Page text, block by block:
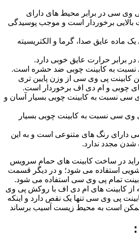
وی سی در برابر محیط های دارای
برخوردار است و موجب پوسیدگی
ماده عایق صدا، گرما و الکتریسیته
برابر حرارت عایق خوبی دارد.
نسبت به کابینت چوبی ضد حشره است.
کابینت پی وی سی از وزن پایین تری
چوبی و ام دی اف برخوردار است.
سی نسبت به کابینت چوبی بسیار آسان و
وی سی نسبت به کابینت چوبی بسیار
دارای رنگ های متنوعی است و به این
شدن مجدد ندارد.
در ساخت کابینت های حمام سرویس
استفاده می شود؛ و در دیگر قسمت
تمام پی وی سی استفاده می شود.
از کابینت های ام دی اف با روکش پی وی
پی وی سی تنها یک نقص دارد و اینکه
ممکن است به محیط زیست آسیب برساند